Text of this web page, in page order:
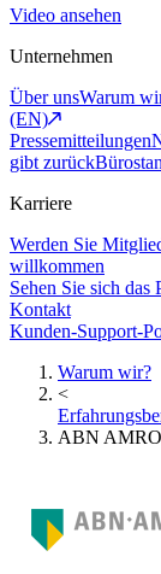
Video ansehen
Unternehmen
Über unsWarum
(EN)
Pressemitteilungen
gibt zurück
Karriere
Werden Sie
willkommen
Sehen Sie sich
Kontakt
Kunden-Support-
Warum wir?
<
ABN AMRO